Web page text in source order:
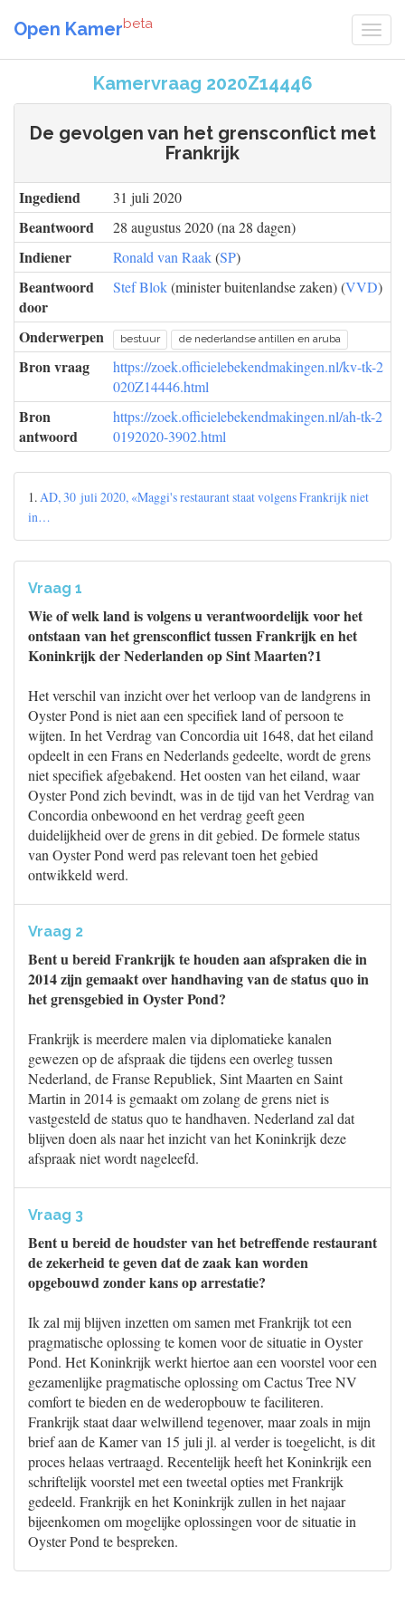
Open Kamerbeta
Kamervraag 2020Z14446
De gevolgen van het grensconflict met
Frankrijk
Ingediend 31 juli 2020
Beantwoord 28 augustus 2020 (na 28 dagen)
Indiener Ronald van Raak(SP)
Beantwoord
door
Stef Blok(minister buitenlandse zaken) (VVD)
Onderwerpen bestuur de nederlandse antillen en aruba
Bron vraag
https://zoek.officielebekendmakingen.nl/kv-tk-2
020Z14446.html
Bron
antwoord
https://zoek.officielebekendmakingen.nl/ah-tk-2
0192020-3902.html
1.AD, 30 juli 2020, «Maggi's restaurant staat volgens Frankrijk niet
in…
Vraag 1
Wie of welk land is volgens u verantwoordelijk voor het
ontstaan van het grensconflict tussen Frankrijk en het
Koninkrijk der Nederlanden op Sint Maarten?1
Het verschil van inzicht over het verloop van de landgrens in
Oyster Pond is niet aan een specifiek land of persoon te
wijten. In het Verdrag van Concordia uit 1648, dat het eiland
opdeelt in een Frans en Nederlands gedeelte, wordt de grens
niet specifiek afgebakend. Het oosten van het eiland, waar
Oyster Pond zich bevindt, was in de tijd van het Verdrag van
Concordia onbewoond en het verdrag geeft geen
duidelijkheid over de grens in dit gebied. De formele status
van Oyster Pond werd pas relevant toen het gebied
ontwikkeld werd.
Vraag 2
Bent u bereid Frankrijk te houden aan afspraken die in
2014 zijn gemaakt over handhaving van de status quo in
het grensgebied in Oyster Pond?
Frankrijk is meerdere malen via diplomatieke kanalen
gewezen op de afspraak die tijdens een overleg tussen
Nederland, de Franse Republiek, Sint Maarten en Saint
Martin in 2014 is gemaakt om zolang de grens niet is
vastgesteld de status quo te handhaven. Nederland zal dat
blijven doen als naar het inzicht van het Koninkrijk deze
afspraak niet wordt nageleefd.
Vraag 3
Bent u bereid de houdster van het betreffende restaurant
de zekerheid te geven dat de zaak kan worden
opgebouwd zonder kans op arrestatie?
Ik zal mij blijven inzetten om samen met Frankrijk tot een
pragmatische oplossing te komen voor de situatie in Oyster
Pond. Het Koninkrijk werkt hiertoe aan een voorstel voor een
gezamenlijke pragmatische oplossing om Cactus Tree NV
comfort te bieden en de wederopbouw te faciliteren.
Frankrijk staat daar welwillend tegenover, maar zoals in mijn
brief aan de Kamer van 15 juli jl. al verder is toegelicht, is dit
proces helaas vertraagd. Recentelijk heeft het Koninkrijk een
schriftelijk voorstel met een tweetal opties met Frankrijk
gedeeld. Frankrijk en het Koninkrijk zullen in het najaar
bijeenkomen om mogelijke oplossingen voor de situatie in
Oyster Pond te bespreken.